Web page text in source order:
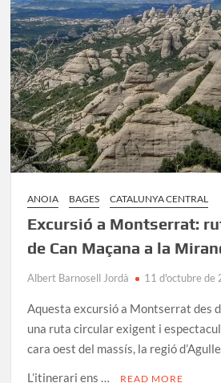
de
Santa
Cecília
ANOIA BAGES CATALUNYA CENTRAL
Excursió a Montserrat:
de Can Maçana a la
Albert Barnosell Jordà 11 d'octubre de
Aquesta excursió a Montserrat des
una ruta circular exigent i
cara oest del massís, la regió
L’itinerari ens …
READ MORE